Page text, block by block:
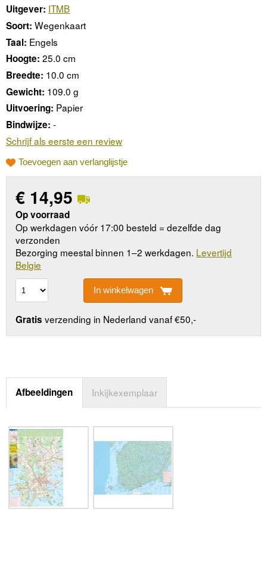
Uitgever: ITMB
Soort: Wegenkaart
Taal: Engels
Hoogte: 25.0 cm
Breedte: 10.0 cm
Gewicht: 109.0 g
Uitvoering: Papier
Bindwijze: -
Schrijf als eerste een review
Toevoegen aan verlanglijstje
€ 14,95
Op voorraad
Op werkdagen vóór 17:00 besteld = dezelfde dag
verzonden
Bezorging meestal binnen 1–2 werkdagen. Levertijd
Belgie
In winkelwagen
Gratis verzending in Nederland vanaf €50,-
Afbeeldingen Inkijkexemplaar